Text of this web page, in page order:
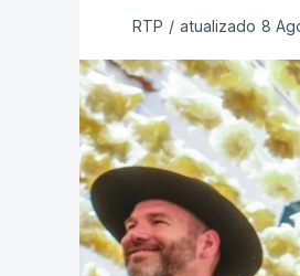
RTP / atualizado 8